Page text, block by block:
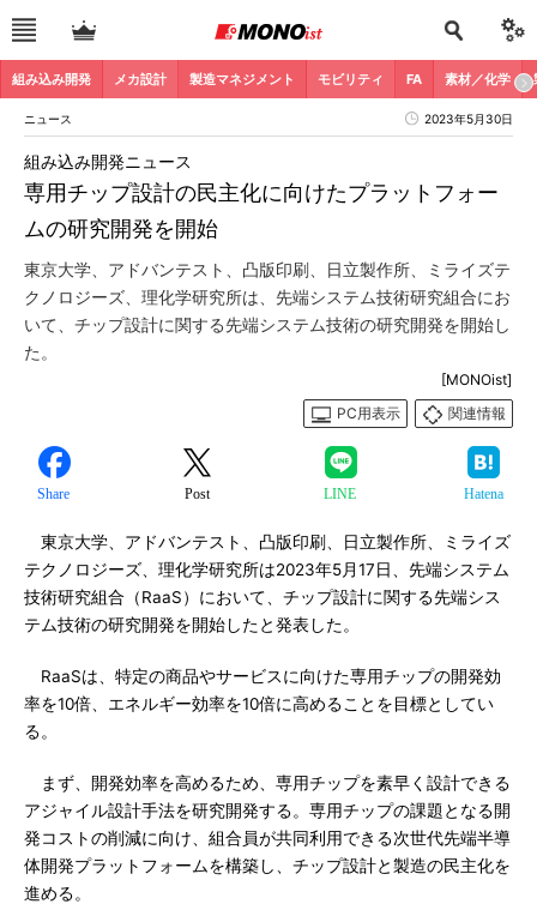
組み込み開発 メカ設計 製造マネジメント モビリティ FA 素材／化学
ニュース 2023年5月30日
専用チップ設計の民主化に向けたプラットフォー
ムの研究開発を開始
組み込み開発ニュース
東京大学、アドバンテスト、凸版印刷、日立製作所、ミライズテ
クノロジーズ、理化学研究所は、先端システム技術研究組合にお
いて、チップ設計に関する先端システム技術の研究開発を開始し
た。
[MONOist]
PC用表示
関連情報
Share Post LINE Hatena
東京大学、アドバンテスト、凸版印刷、日立製作所、ミライズ
テクノロジーズ、理化学研究所は2023年5月17日、先端システム
技術研究組合（RaaS）において、チップ設計に関する先端シス
テム技術の研究開発を開始したと発表した。
RaaSは、特定の商品やサービスに向けた専用チップの開発効
率を10倍、エネルギー効率を10倍に高めることを目標としてい
る。
まず、開発効率を高めるため、専用チップを素早く設計できる
アジャイル設計手法を研究開発する。専用チップの課題となる開
発コストの削減に向け、組合員が共同利用できる次世代先端半導
体開発プラットフォームを構築し、チップ設計と製造の民主化を
進める。